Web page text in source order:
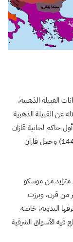
القبيلة الذهبية،
عن القبيلة الذهبية
حاكم لخانية قازان
الواقعة بالقرب من نهر الفولغا (حكم فترة 1438-1445) وجعل قازان
متزايد من موسكو
من قرن، وبرزت
اليدوية، خاصة
فيه الأسواق الشرقية